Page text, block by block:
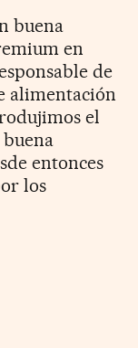
buena
en
de
alimentación
el
entonces
los